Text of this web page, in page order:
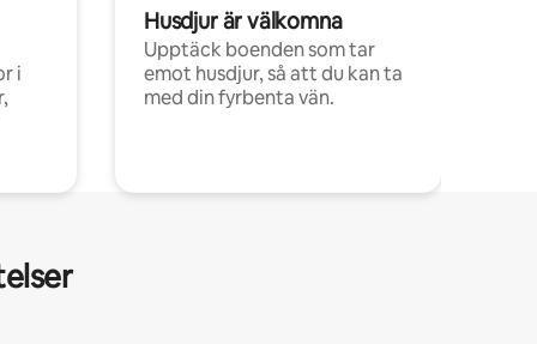
i
Husdjur är välkomna
Upptäck boenden som tar
emot husdjur, så att du kan ta
med din fyrbenta vän.